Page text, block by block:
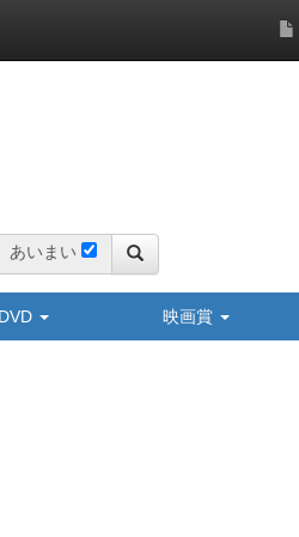
あいまい
映画賞